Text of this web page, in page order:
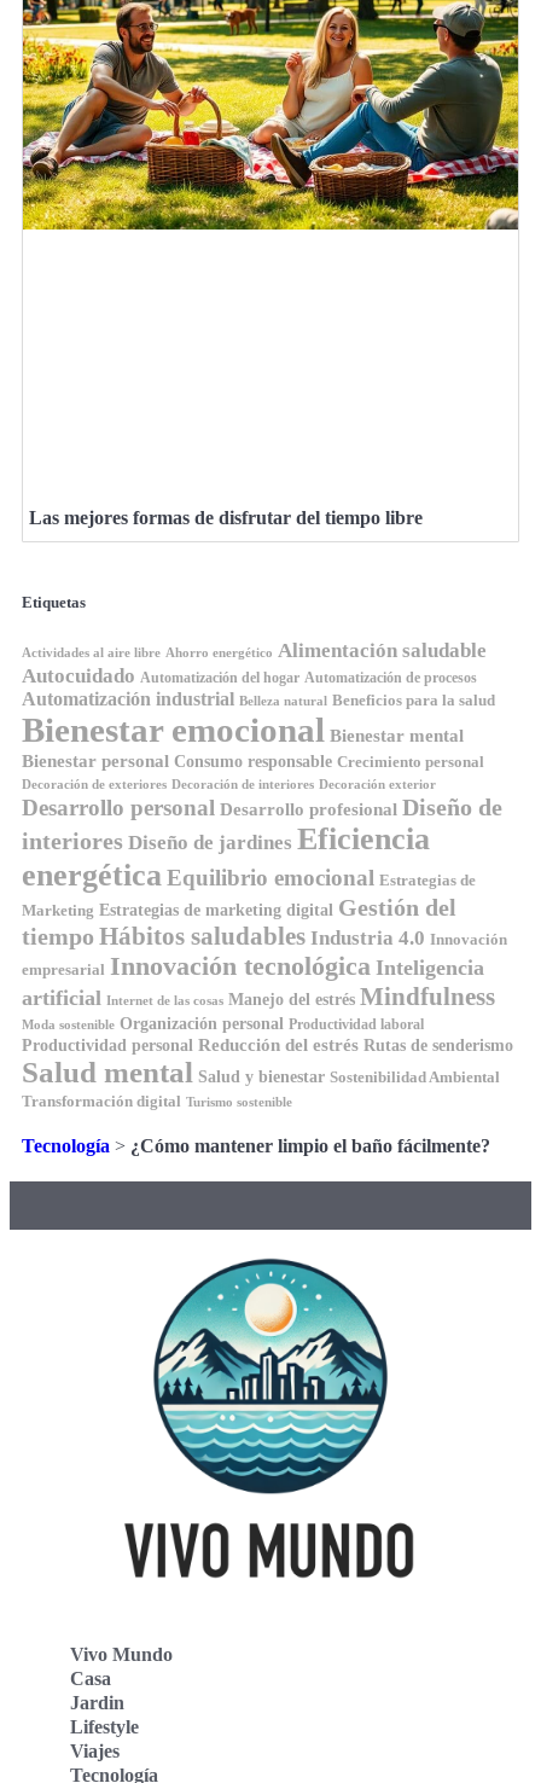
Las mejores formas de disfrutar del tiempo libre
Etiquetas
Actividades al aire libre Ahorro energético Alimentación saludable
Autocuidado Automatización del hogar Automatización de procesos
Automatización industrial Belleza natural Beneficios para la salud
Bienestar emocional Bienestar mental
Bienestar personal Consumo responsable Crecimiento personal
Decoración de exteriores Decoración de interiores Decoración exterior
Desarrollo personal Desarrollo profesional Diseño de
interiores Diseño de jardines Eficiencia
energéticaEquilibrio emocional Estrategias de
Marketing Estrategias de marketing digital Gestión del
tiempo Hábitos saludables Industria 4.0 Innovación
empresarial Innovación tecnológica Inteligencia
artificial Internet de las cosas Manejo del estrés Mindfulness
Moda sostenible Organización personal Productividad laboral
Productividad personal Reducción del estrés Rutas de senderismo
Salud mental Salud y bienestar Sostenibilidad Ambiental
Transformación digital
Turismo sostenible
Tecnología > ¿Cómo mantener limpio el baño fácilmente?
Vivo Mundo
Casa
Jardin
Lifestyle
Viajes
Tecnología